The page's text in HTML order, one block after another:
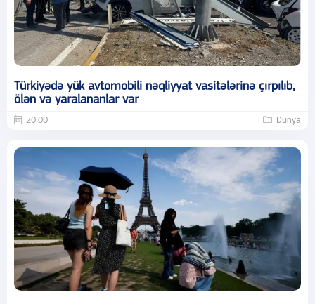
Türkiyədə yük avtomobili nəqliyyat vasitələrinə çırpılıb,
ölən və yaralananlar var
20:00 Dünya